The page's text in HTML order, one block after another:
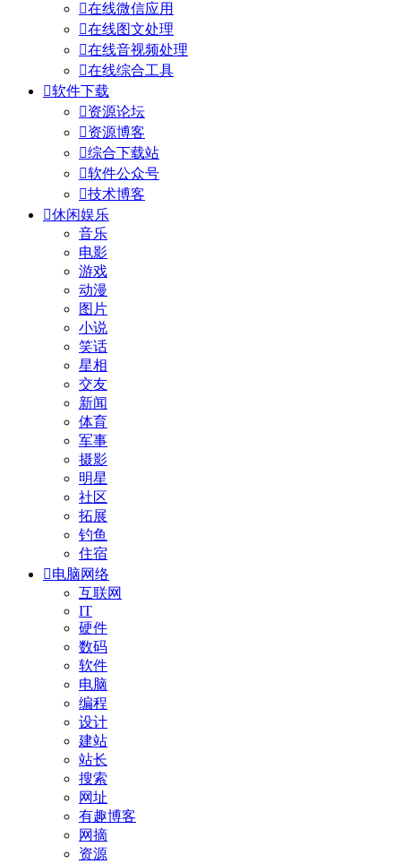
在线微信应用
在线图文处理
在线音视频处理
在线综合工具
软件下载
资源论坛
资源博客
综合下载站
软件公众号
技术博客
休闲娱乐
音乐
电影
游戏
动漫
图片
小说
笑话
星相
交友
新闻
体育
军事
摄影
明星
社区
拓展
钓鱼
住宿
电脑网络
互联网
IT
硬件
数码
软件
电脑
编程
设计
建站
站长
搜索
网址
有趣博客
网摘
资源